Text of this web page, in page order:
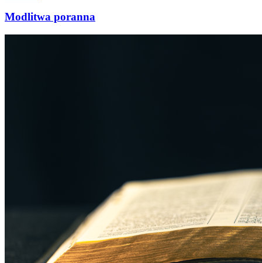
Modlitwa poranna